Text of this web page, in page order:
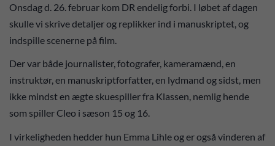
Onsdag d. 26. februar kom DR endelig forbi. I løbet af dagen
skulle vi skrive detaljer og replikker ind i manuskriptet, og
indspille scenerne på film.
Der var både journalister, fotografer, kameramænd, en
instruktør, en manuskriptforfatter, en lydmand og sidst, men
ikke mindst en ægte skuespiller fra Klassen, nemlig hende
som spiller Cleo i sæson 15 og 16.
I virkeligheden hedder hun Emma Lihle og er også vinderen af